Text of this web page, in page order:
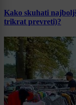
Kako skuhati
trikrat prevreti)?